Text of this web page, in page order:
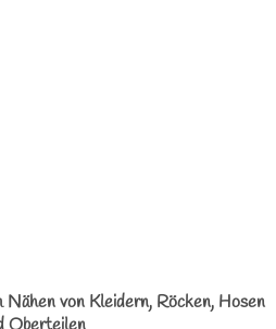
Nähen von Kleidern, Röcken, Hosen